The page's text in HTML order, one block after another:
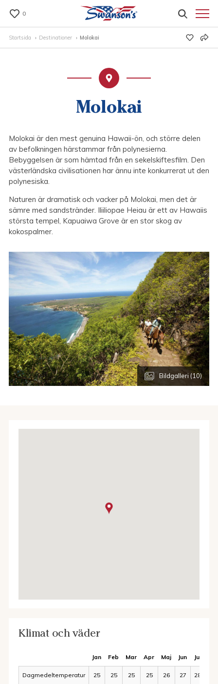
0
Startsida Destinationer Molokai
Molokai
Molokai är den mest genuina Hawaii-ön, och större delen
av befolkningen härstammar från polynesierna.
Bebyggelsen är som hämtad från en sekelskiftesfilm. Den
västerländska civilisationen har ännu inte konkurrerat ut den
polynesiska.
Naturen är dramatisk och vacker på Molokai, men det är
sämre med sandstränder. Iliiliopae Heiau är ett av Hawaiis
största tempel, Kapuaiwa Grove är en stor skog av
kokospalmer.
Bildgalleri (10)
Klimat och väder
Jan Feb Mar Apr Maj Jun Jul
Dagmedeltemperatur 25 25 25 25 26 27 28